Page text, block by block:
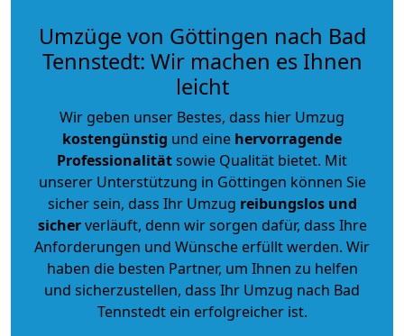
Umzüge von Göttingen nach Bad
Tennstedt: Wir machen es Ihnen
leicht
Wir geben unser Bestes, dass hier Umzug
kostengünstig und eine hervorragende
Professionalitätsowie Qualität bietet. Mit
unserer Unterstützung in Göttingen können Sie
sicher sein, dass Ihr Umzug reibungslos und
sicherverläuft, denn wir sorgen dafür, dass Ihre
Anforderungen und Wünsche erfüllt werden. Wir
haben die besten Partner, um Ihnen zu helfen
und sicherzustellen, dass Ihr Umzug nach Bad
Tennstedt ein erfolgreicher ist.